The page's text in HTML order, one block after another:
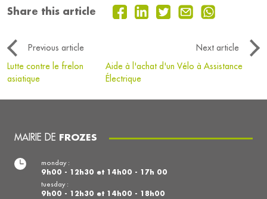
Share this article
Previous article
Next article
Lutte contre le frelon
asiatique
Aide à l'achat d'un Vélo à Assistance
Électrique
MAIRIE DE FROZES
monday :
9h00 - 12h30 et 14h00 - 17h 00
tuesday :
9h00 - 12h30 et 14h00 - 18h00